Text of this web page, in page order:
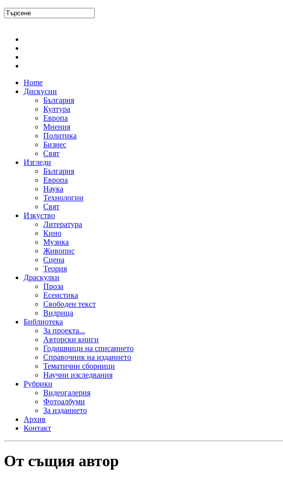
Home
Дискусии
България
Култура
Европа
Мнения
Политика
Бизнес
Свят
Изгледи
България
Европа
Наука
Технологии
Свят
Изкуство
Литература
Кино
Музика
Живопис
Сцена
Теория
Драскулки
Проза
Есеистика
Свободен текст
Видрица
Библиотека
За проекта...
Авторски книги
Годишници на списанието
Справочник на изданието
Тематични сборници
Научни изследвания
Рубрики
Видеогалерия
Фотоалбуми
За изданието
Архив
Контакт
От същия автор